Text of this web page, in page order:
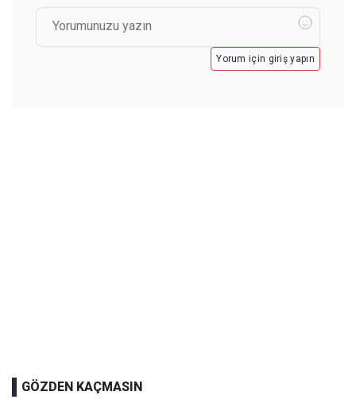
Yorum için giriş yapın
GÖZDEN KAÇMASIN